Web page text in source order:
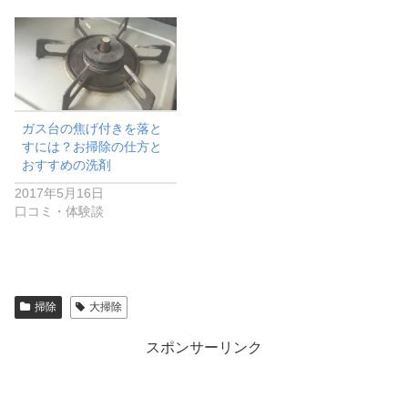
ガス台の焦げ付きを落と
すには？お掃除の仕方と
おすすめの洗剤
2017年5月16日
口コミ・体験談
掃除 大掃除
スポンサーリンク